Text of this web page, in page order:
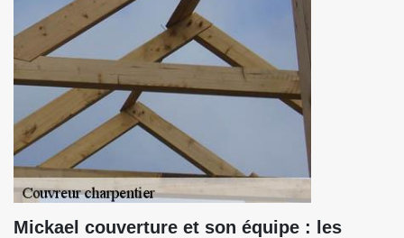
Mickael couverture et son équipe : les